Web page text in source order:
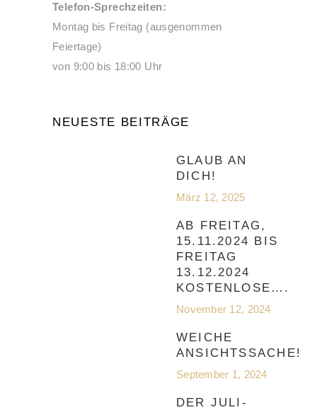
Telefon-Sprechzeiten:
Montag bis Freitag (ausgenommen
Feiertage)
von 9:00 bis 18:00 Uhr
NEUESTE BEITRÄGE
GLAUB AN
DICH!
März 12, 2025
AB FREITAG,
15.11.2024 BIS
FREITAG
13.12.2024
KOSTENLOSE….
November 12, 2024
WEICHE
ANSICHTSSACHE!
September 1, 2024
DER JULI-